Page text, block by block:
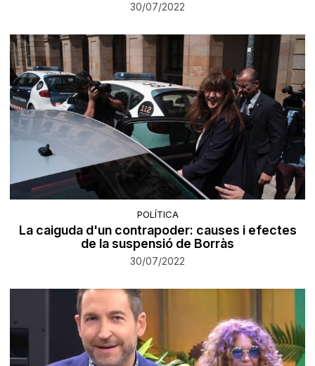
30/07/2022
POLÍTICA
La caiguda d'un contrapoder: causes i efectes
de la suspensió de Borràs
30/07/2022